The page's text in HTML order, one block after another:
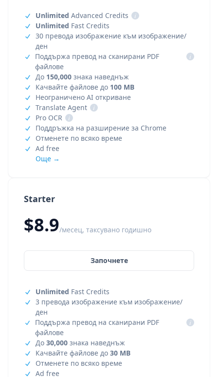
Starter
$8.9/месец, таксувано годишно
Започнете
Unlimited Fast Credits
3 превода изображение към изображение/
ден
Поддържа превод на сканирани PDF
файлове
i
До 30,000 знака наведнъж
Качвайте файлове до 30 MB
Отменете по всяко време
Ad free
Unlimited Advanced Credits
i
Unlimited Fast Credits
30 превода изображение към изображение/
ден
Поддържа превод на сканирани PDF
файлове
i
До 150,000 знака наведнъж
Качвайте файлове до 100 MB
Неограничено AI откриване
Translate Agent
i
Pro OCR
i
Поддръжка на разширение за Chrome
Отменете по всяко време
Ad free
Още →